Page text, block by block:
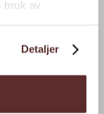
bruk av
Detaljer